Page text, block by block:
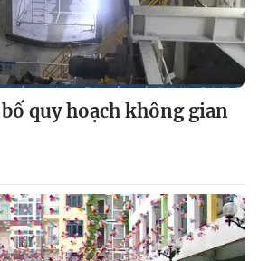
quy hoạch không gian